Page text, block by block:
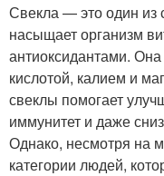
Свекла — это один
насыщает организм
антиоксидантами.
кислотой, калием и
свеклы помогает
иммунитет и даже
Однако, несмотря на
категории людей,